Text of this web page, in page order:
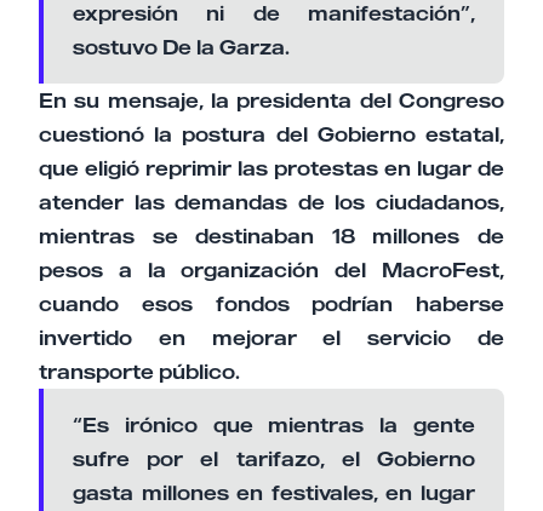
expresión ni de manifestación”,
sostuvo De la Garza.
En su mensaje, la presidenta del Congreso
cuestionó la postura del Gobierno estatal,
que eligió reprimir las protestas en lugar de
atender las demandas de los ciudadanos,
mientras se destinaban 18 millones de
pesos a la organización del MacroFest,
cuando esos fondos podrían haberse
invertido en mejorar el servicio de
transporte público.
“Es irónico que mientras la gente
sufre por el tarifazo, el Gobierno
gasta millones en festivales, en lugar